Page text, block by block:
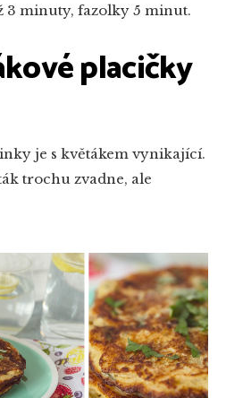
3 minuty, fazolky 5 minut.
placičky
je s květákem vynikající.
trochu zvadne, ale